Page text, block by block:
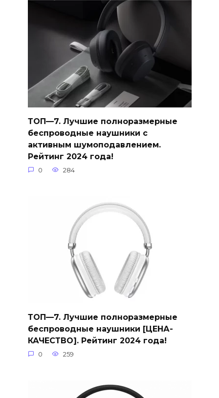
ТОП—7. Лучшие полноразмерные
беспроводные наушники с
активным шумоподавлением.
Рейтинг 2024 года!
0 284
ТОП—7. Лучшие полноразмерные
беспроводные наушники [ЦЕНА-
КАЧЕСТВО]. Рейтинг 2024 года!
0 259